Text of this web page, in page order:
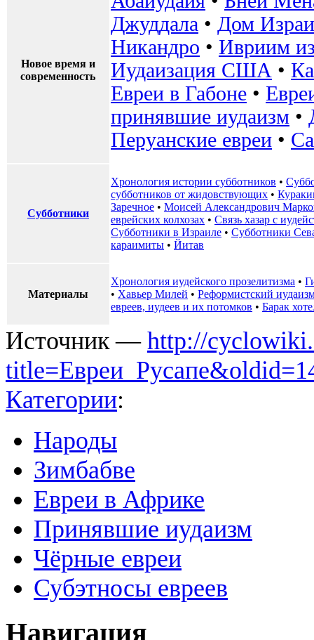
Новое время и
современность
Джуддала • Дом
Никандро • Ивриим
Иудаизация США •
Евреи в Габоне •
принявшие иудаизм •
Перуанские евреи •
Субботники
Хронология истории субботников •
субботников от жидовствующих •
Заречное • Моисей Александрович
еврейских колхозах • Связь хазар с
Субботники в Израиле • Субботники
караимиты • Йитав
Материалы
Хронология иудейского прозелитизма •
• Хавьер Милей • Реформистский
евреев, иудеев и их потомков • Барак
Источник — http://
Категории:
Народы
Зимбабве
Евреи в Африке
Принявшие иудаизм
Чёрные евреи
Субэтносы евреев
Навигация